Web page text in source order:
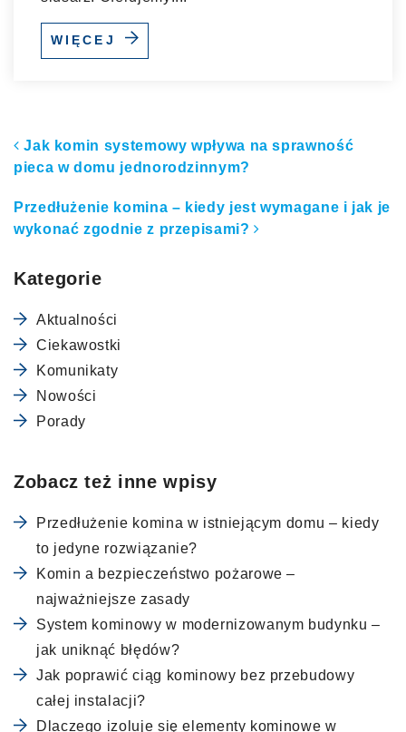
WIĘCEJ
Nawigacja po artykułach
Jak komin systemowy wpływa na sprawność
pieca w domu jednorodzinnym?
Przedłużenie komina – kiedy jest wymagane i jak je
wykonać zgodnie z przepisami?
Kategorie
Aktualności
Ciekawostki
Komunikaty
Nowości
Porady
Zobacz też inne wpisy
Przedłużenie komina w istniejącym domu – kiedy
to jedyne rozwiązanie?
Komin a bezpieczeństwo pożarowe –
najważniejsze zasady
System kominowy w modernizowanym budynku –
jak uniknąć błędów?
Jak poprawić ciąg kominowy bez przebudowy
całej instalacji?
Dlaczego izoluje się elementy kominowe w